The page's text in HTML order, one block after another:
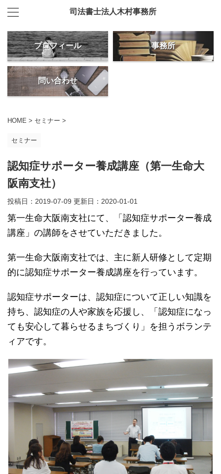
司法書士法人木村事務所
プロフィール 事務所
問い合わせ
HOME > セミナー >
セミナー
認知症サポーター養成講座（第一生命大
阪南支社）
投稿日：2019-07-09 更新日： 2020-01-01
第一生命大阪南支社にて、「認知症サポーター養成
講座」の講師をさせていただきました。
第一生命大阪南支社では、主に新人研修として定期
的に認知症サポーター養成講座を行っています。
認知症サポーターは、認知症について正しい知識を
持ち、認知症の人や家族を応援し、「認知症になっ
ても安心して暮らせるまちづくり」を担うボランテ
ィアです。